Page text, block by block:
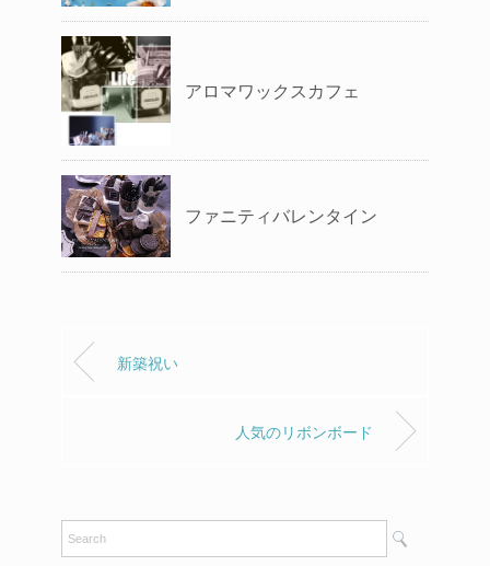
アロマワックスカフェ
ファニティバレンタイン
新築祝い
人気のリボンボード